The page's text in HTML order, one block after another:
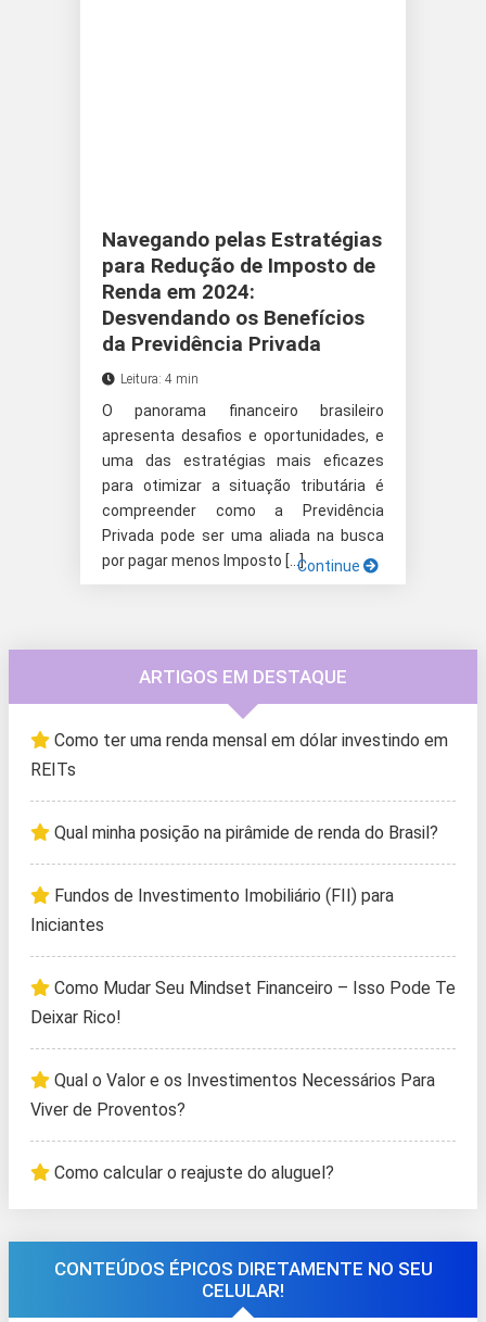
Navegando pelas Estratégias
para Redução de Imposto de
Renda em 2024:
Desvendando os Benefícios
da Previdência Privada
Leitura: 4 min
O panorama financeiro brasileiro
apresenta desafios e oportunidades, e
uma das estratégias mais eficazes
para otimizar a situação tributária é
compreender como a Previdência
Privada pode ser uma aliada na busca
por pagar menos Imposto […]Continue
ARTIGOS EM DESTAQUE
Como ter uma renda mensal em dólar investindo em
REITs
Qual minha posição na pirâmide de renda do Brasil?
Fundos de Investimento Imobiliário (FII) para
Iniciantes
Como Mudar Seu Mindset Financeiro – Isso Pode Te
Deixar Rico!
Qual o Valor e os Investimentos Necessários Para
Viver de Proventos?
Como calcular o reajuste do aluguel?
CONTEÚDOS ÉPICOS DIRETAMENTE NO SEU
CELULAR!